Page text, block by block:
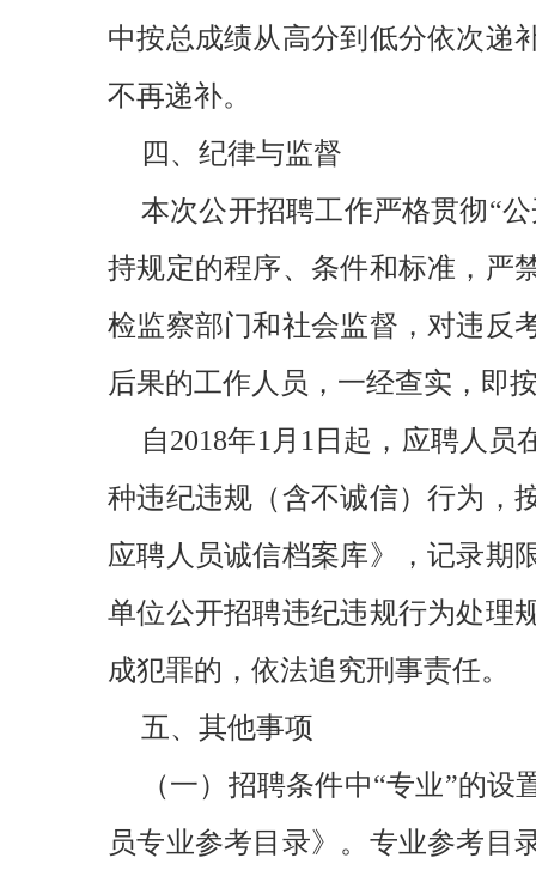
中按总成绩从高分到低分依次递
不再递补。
四、纪律与监督
本次公开招聘工作严格贯彻“
持规定的程序、条件和标准，严
检监察部门和社会监督，对违反
后果的工作人员，一经查实，即
自2018年1月1日起，应聘人
种违纪违规（含不诚信）行为，
应聘人员诚信档案库》，记录期
单位公开招聘违纪违规行为处理
成犯罪的，依法追究刑事责任。
五、其他事项
（一）招聘条件中“专业”的
员专业参考目录》。专业参考目